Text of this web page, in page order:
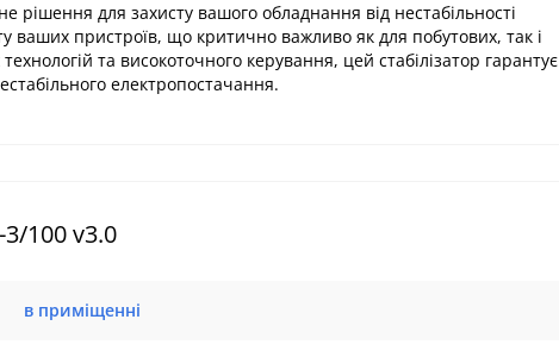
рішення для захисту вашого обладнання від нестабільності
ваших пристроїв, що критично важливо як для побутових, так і
та високоточного керування, цей стабілізатор гарантує
електропостачання.
100 v3.0
в приміщенні